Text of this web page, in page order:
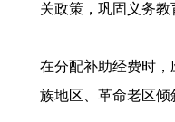
关政策，巩固义务
在分配补助经费时
族地区、革命老区倾